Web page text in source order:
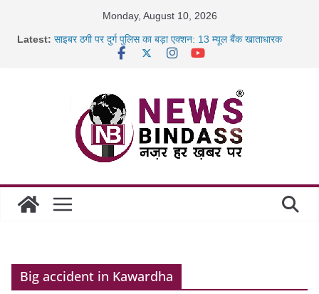
Monday, August 10, 2026
Latest: साइबर ठगी पर दुर्ग पुलिस का बड़ा एक्शन: 13 म्यूल बैंक खाताधारक
रायपुर में कल्याण ज्वेलर्स में डकैती की साजिश नाकाम, दिल्ली-बिहार
छत्तीसगढ़ में 1460 गोधाम होंगे स्थापित, हर विकासखंड के 10 उत्कृष्ट
गोठानों
Big accident in Kawardha